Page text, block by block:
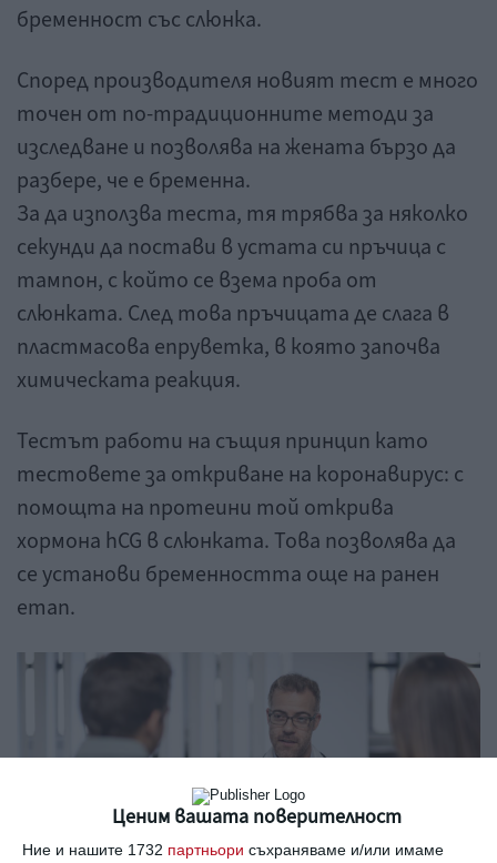
Ценим вашата поверителност
Ние и нашите 1732 партньори съхраняваме и/или имаме
бременност със слюнка.
Според производителя новият тест е много
точен от по-традиционните методи за
изследване и позволява на жената бързо да
разбере, че е бременна.
За да използва теста, тя трябва за няколко
секунди да постави в устата си пръчица с
тампон, с който се взема проба от
слюнката. След това пръчицата де слага в
пластмасова епруветка, в която започва
химическата реакция.
Тестът работи на същия принцип като
тестовете за откриване на коронавирус: с
помощта на протеини той открива
хормона hCG в слюнката. Това позволява да
се установи бременността още на ранен
етап.